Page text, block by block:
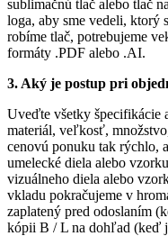
sublimačnú tlač alebo tlač
loga, aby sme vedeli, ktorý
robíme tlač, potrebujeme
formáty .PDF alebo .AI.
3. Aký je postup pri
Uveďte všetky špecifikácie
materiál, veľkosť,
cenovú ponuku tak rýchlo,
umelecké diela alebo
vizuálneho diela alebo
vkladu pokračujeme v
zaplatený pred odoslaním
kópii B / L na dohľad (keď